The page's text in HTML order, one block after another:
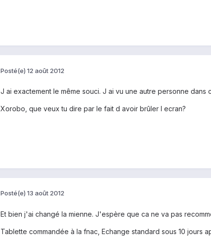
Posté(e) 12 août 2012
J ai exactement le même souci. J ai vu une autre personne dans
Xorobo, que veux tu dire par le fait d avoir brûler l ecran?
Posté(e) 13 août 2012
Et bien j'ai changé la mienne. J'espère que ca ne va pas
Tablette commandée à la fnac, Echange standard sous 10 jours